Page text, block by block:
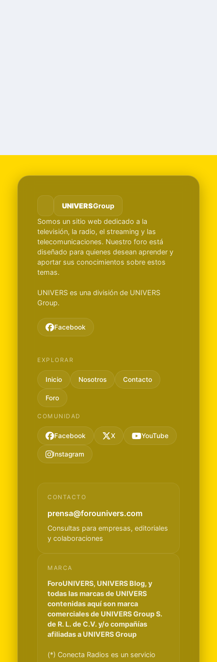
UNIVERSGroup
Somos un sitio web dedicado a la
televisión, la radio, el streaming y las
telecomunicaciones. Nuestro foro está
diseñado para quienes desean aprender y
aportar sus conocimientos sobre estos
temas.
UNIVERS es una división de UNIVERS
Group.
Facebook
EXPLORAR
Inicio Nosotros Contacto
Foro
COMUNIDAD
Facebook X YouTube
Instagram
CONTACTO
prensa@forounivers.com
Consultas para empresas, editoriales
y colaboraciones
MARCA
ForoUNIVERS, UNIVERS Blog, y
todas las marcas de UNIVERS
contenidas aquí son marca
comerciales de UNIVERS Group S.
de R. L. de C.V. y/o compañías
afiliadas a UNIVERS Group
(*) Conecta Radios es un servicio